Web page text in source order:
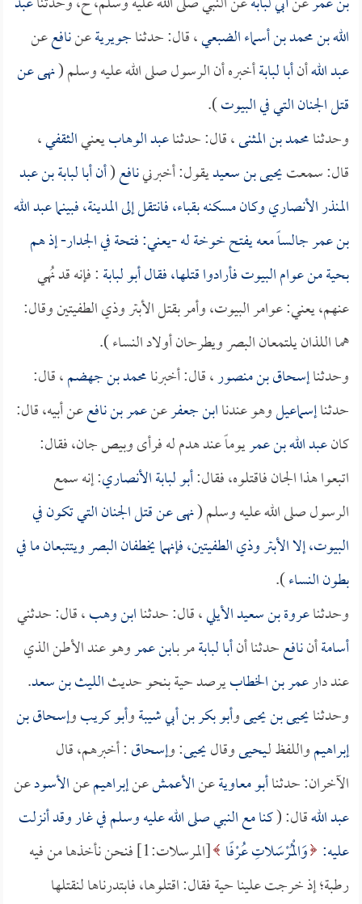
الله بن محمد بن أسماء الضبعي، قال: حدثناجويريةعننافععن
عبد اللهأنأبا لبابةأخبره أن الرسول صلى الله عليه وسلم (نهى عن
قتل الجنان التي في البيوت).
وحدثنامحمد بن المثنى، قال: حدثناعبد الوهابيعنيالثقفي،
قال: سمعتيحيى بن سعيديقول: أخبرنينافع(أنأبا لبابة بن عبد
المنذر الأنصاريوكان مسكنه بقباء، فانتقل إلى المدينة، فبينماعبد الله
بن عمرجالساً معه يفتح خوخة له -يعني: فتحة في الجدار- إذ هم
بحية من عوام البيوت فأرادوا قتلها، فقالأبو لبابة: فإنه قد نُهي
عنهم، يعني: عوامر البيوت، وأمر بقتل الأبتر وذي الطفيتين وقال:
هما اللذان يلتمعان البصر ويطرحان أولاد النساء ).
وحدثناإسحاق بن منصور، قال: أخبرنامحمد بن جهضم، قال:
حدثناإسماعيلوهو عندناابن جعفرعنعمر بن نافععن أبيه، قال:
كانعبد الله بن عمريوماً عند هدم له فرأى وبيص جان، فقال:
اتبعوا هذا الجان فاقتلوه، فقال:أبو لبابة الأنصاري: إنه سمع
الرسول صلى الله عليه وسلم (نهى عن قتل الجنان التي تكون في
البيوت، إلا الأبتر وذي الطفيتين، فإنهما يخطفان البصر ويتتبعان ما في
بطون النساء).
وحدثناعروة بن سعيد الأيلي، قال: حدثناابن وهب، قال: حدثني
أسامةأننافعحدثنا أنأبا لبابةمر بـابن عمروهو عند الأطن الذي
عند دارعمر بن الخطابيرصد حية بنحو حديثالليث بن سعد.
وحدثنايحيى بن يحيىوأبو بكر بن أبي شيبةوأبو كريبوإسحاق بن
إبراهيمواللفظ لـيحيىوقاليحيى: وإسحاق: أخبرهم، قال
الآخران: حدثناأبو معاويةعنالأعمشعنإبراهيمعنالأسودعن
عبد اللهقال: (كنا مع النبي صلى الله عليه وسلم في غار وقد أنزلت
عليه: وَالْمُرْسَلاتِ عُرْفًا
[المرسلات:1] فنحن نأخذها من فيه
رطبة؛ إذ خرجت علينا حية فقال: اقتلوها، فابتدرناها لنقتلها